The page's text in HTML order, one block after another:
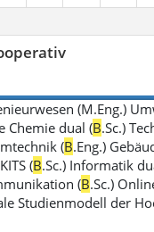
(M.Eng.)
Chemie dual (B.Sc.)
(B.Eng.)
(B.Sc.) Informatik
(B.Sc.)
Studienmodell der